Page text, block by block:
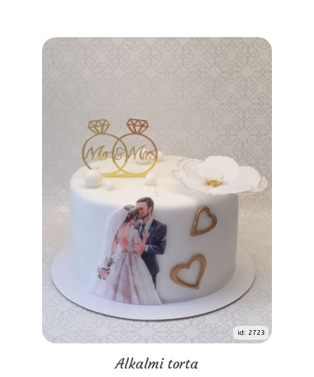
id: 2723
Alkalmi torta